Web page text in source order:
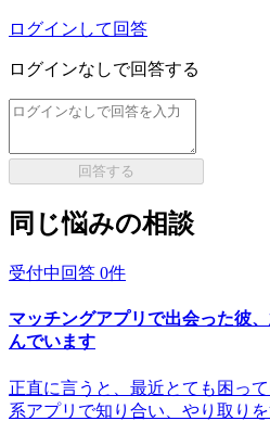
ログインして回答
ログインなしで回答する
回答する
同じ悩みの相談
受付中 回答 0件
マッチングアプリで出会った彼
んでいます
正直に言うと、最近とても困っ
系アプリで知り合い、やり取り